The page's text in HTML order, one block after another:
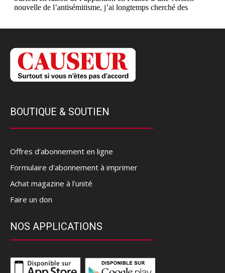
BOUTIQUE & SOUTIEN
Offres d’abonnement en ligne
Formulaire d'abonnement à imprimer
Achat magazine à l'unité
Faire un don
NOS APPLICATIONS